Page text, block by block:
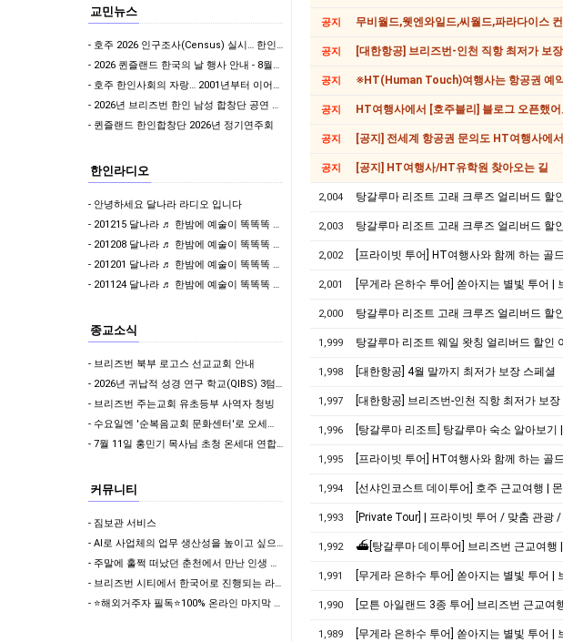
교민뉴스
- 호주 2026 인구조사(Census) 실시… 한인사회도 적극 참여해야
- 2026 퀸즐랜드 한국의 날 행사 안내 - 8월22일 토요일/브리즈번 King George…
- 호주 한인사회의 자랑… 2001년부터 이어진 태권도 봉사, 대한민국 경찰의 감사로 이어지다
- 2026년 브리즈번 한인 남성 합창단 공연 여러분들을 초대합니다.
- 퀸즐랜드 한인합창단 2026년 정기연주회
한인라디오
- 안녕하세요 달나라 라디오 입니다
- 201215 달나라 ♬ 한밤에 예술이 똑똑똑 & 나윤제 변호사의 밝은세상
- 201208 달나라 ♬ 한밤에 예술이 똑똑똑 & 걸어서 와인속으로
- 201201 달나라 ♬ 한밤에 예술이 똑똑똑 & 이어폰 한쪽만 빌려줄래?
- 201124 달나라 ♬ 한밤에 예술이 똑똑똑 & 이어폰 한쪽만 빌려줄래?
종교소식
- 브리즈번 북부 로고스 선교교회 안내
- 2026년 귀납적 성경 연구 학교(QIBS) 3텀 학생 모집
- 브리즈번 주는교회 유초등부 사역자 청빙
- 수요일엔 '순복음교회 문화센터'로 오세요^^
- 7월 11일 홍민기 목사님 초청 온세대 연합집회 안내
커뮤니티
- 짐보관 서비스
- AI로 사업체의 업무 생산성을 높이고 싶으신가요?
- 주말에 훌쩍 떠났던 춘천에서 만난 인생 첫 웨이크서핑의 매력
- 브리즈번 시티에서 한국어로 진행되는 라떼아트 클래스, 8/29(토)에 열립니다
- ⭐해외거주자 필독⭐100% 온라인 마지막 한국어교원 2급 추가모집 (~8/2)
공지 무비월드,웻엔와일드,씨월드,파라다이스
공지 [대한항공] 브리즈번-인천 직항 최저가 보장
공지 ※HT(Human Touch)여행사는 항공권 예
공지 HT여행사에서 [호주블리] 블로그 오픈했
공지 [공지] 전세계 항공권 문의도 HT여행사에서
공지 [공지] HT여행사/HT유학원 찾아오는 길
2,004 탕갈루마 리조트 고래 크루즈 얼리버드 할
2,003 탕갈루마 리조트 고래 크루즈 얼리버드 할
2,002 [프라이빗 투어] HT여행사와 함께 하는 골
2,001
2,000 탕갈루마 리조트 고래 크루즈 얼리버드 할
1,999 탕갈루마 리조트 웨일 왓칭 얼리버드 할인
1,998 [대한항공] 4월 말까지 최저가 보장 스페셜
1,997 [대한항공] 브리즈번-인천 직항 최저가 보장
1,996 [탕갈루마 리조트] 탕갈루마 숙소 알아보
1,995 [프라이빗 투어] HT여행사와 함께 하는 골
1,994 [선샤인코스트 데이투어] 호주 근교여행 |
1,993 [Private Tour] | 프라이빗 투어 / 맞춤 관
1,992
1,991
1,990
1,989